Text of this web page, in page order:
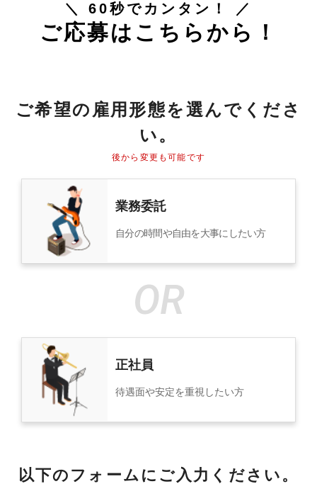
＼ 60秒でカンタン！ ／
ご応募はこちらから！
ご希望の雇用形態を選んでくださ
い。
後から変更も可能です
業務委託
自分の時間や自由を大事にしたい方
正社員
待遇面や安定を重視したい方
以下のフォームにご入力ください。